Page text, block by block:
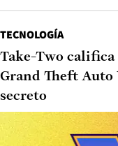
TECNOLOGÍA
Take-Two califica
Grand Theft
secreto